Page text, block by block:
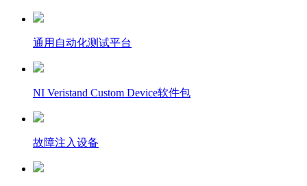
通用自动化测试平台
NI Veristand Custom Device软件包
故障注入设备